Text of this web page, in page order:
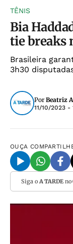
TÊNIS
Bia
tie breaks
Brasileira
3h30
Por Beatriz
11/10/2023 -
OUÇA
Siga o A TARDEno